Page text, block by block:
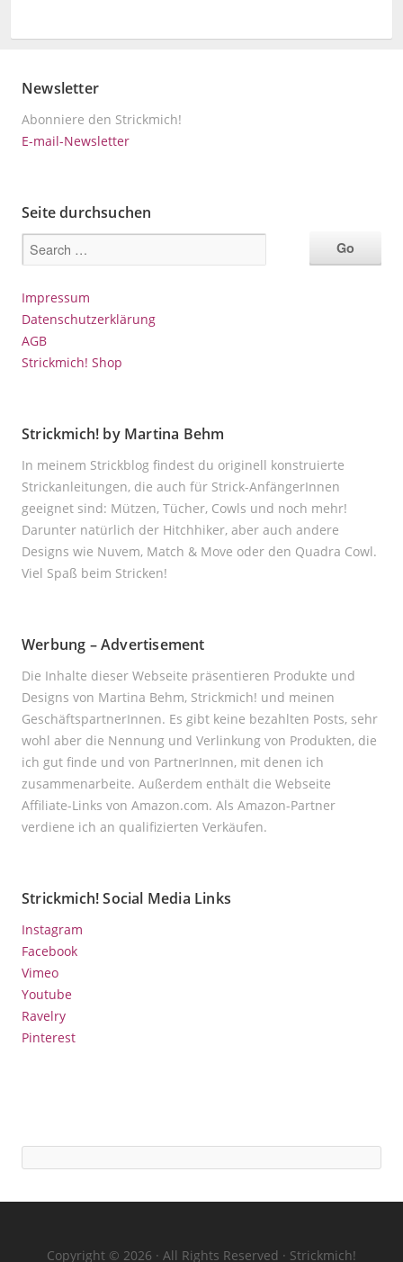
Newsletter
Abonniere den Strickmich!
E-mail-Newsletter
Seite durchsuchen
Impressum
Datenschutzerklärung
AGB
Strickmich! Shop
Strickmich! by Martina Behm
In meinem Strickblog findest du originell konstruierte
Strickanleitungen, die auch für Strick-AnfängerInnen
geeignet sind: Mützen, Tücher, Cowls und noch mehr!
Darunter natürlich der Hitchhiker, aber auch andere
Designs wie Nuvem, Match & Move oder den Quadra Cowl.
Viel Spaß beim Stricken!
Werbung – Advertisement
Die Inhalte dieser Webseite präsentieren Produkte und
Designs von Martina Behm, Strickmich! und meinen
GeschäftspartnerInnen. Es gibt keine bezahlten Posts, sehr
wohl aber die Nennung und Verlinkung von Produkten, die
ich gut finde und von PartnerInnen, mit denen ich
zusammenarbeite. Außerdem enthält die Webseite
Affiliate-Links von Amazon.com. Als Amazon-Partner
verdiene ich an qualifizierten Verkäufen.
Strickmich! Social Media Links
Instagram
Facebook
Vimeo
Youtube
Ravelry
Pinterest
Copyright © 2026 · All Rights Reserved · Strickmich!